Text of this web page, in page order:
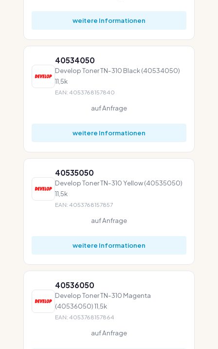
weitere Informationen
40534050
Develop Toner TN-310 Black (40534050)
11,5k
EAN: 4053768157840
auf Anfrage
weitere Informationen
40535050
Develop Toner TN-310 Yellow (40535050)
11,5k
EAN: 4053768157857
auf Anfrage
weitere Informationen
40536050
Develop Toner TN-310 Magenta
(40536050) 11,5k
EAN: 4053768157864
auf Anfrage